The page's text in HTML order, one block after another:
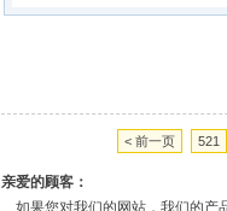
< 前一页 521
亲爱的顾客：
如果您对我们的网站，我们的产